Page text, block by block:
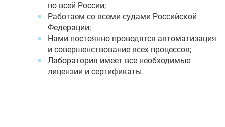
по всей России;
Работаем со всеми судами Российской
Федерации;
Нами постоянно проводятся автоматизация
и совершенствование всех процессов;
Лаборатория имеет все необходимые
лицензии и сертификаты.